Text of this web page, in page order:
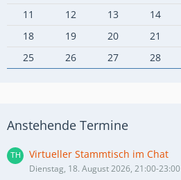
11
12 13 14
18
19 20 21
25
26 27 28
Anstehende Termine
Virtueller Stammtisch im Chat
Dienstag, 18. August 2026, 21:00-23:00